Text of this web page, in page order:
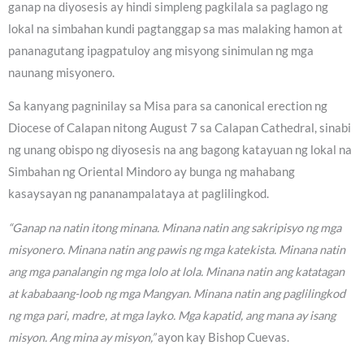
ganap na diyosesis ay hindi simpleng pagkilala sa paglago ng
lokal na simbahan kundi pagtanggap sa mas malaking hamon at
pananagutang ipagpatuloy ang misyong sinimulan ng mga
naunang misyonero.
Sa kanyang pagninilay sa Misa para sa canonical erection ng
Diocese of Calapan nitong August 7 sa Calapan Cathedral, sinabi
ng unang obispo ng diyosesis na ang bagong katayuan ng lokal na
Simbahan ng Oriental Mindoro ay bunga ng mahabang
kasaysayan ng pananampalataya at paglilingkod.
“Ganap na natin itong minana. Minana natin ang sakripisyo ng mga
misyonero. Minana natin ang pawis ng mga katekista. Minana natin
ang mga panalangin ng mga lolo at lola. Minana natin ang katatagan
at kababaang-loob ng mga Mangyan. Minana natin ang paglilingkod
ng mga pari, madre, at mga layko. Mga kapatid, ang mana ay isang
misyon. Ang mina ay misyon,”ayon kay Bishop Cuevas.